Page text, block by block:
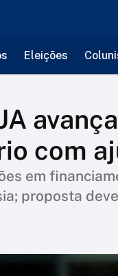
Eleições
com
em
proposta